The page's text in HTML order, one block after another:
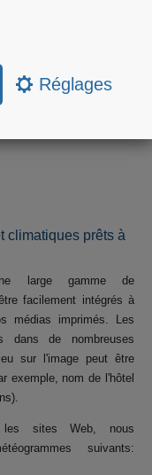
Réglages
climatiques prêts à
large gamme de
facilement intégrés à
médias imprimés. Les
dans de nombreuses
sur l'image peut être
exemple, nom de l'hôtel
sites Web, nous
suivants: